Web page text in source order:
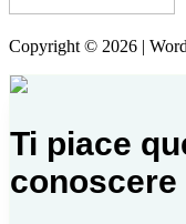
Copyright © 2026 |
Ti piace
conoscere